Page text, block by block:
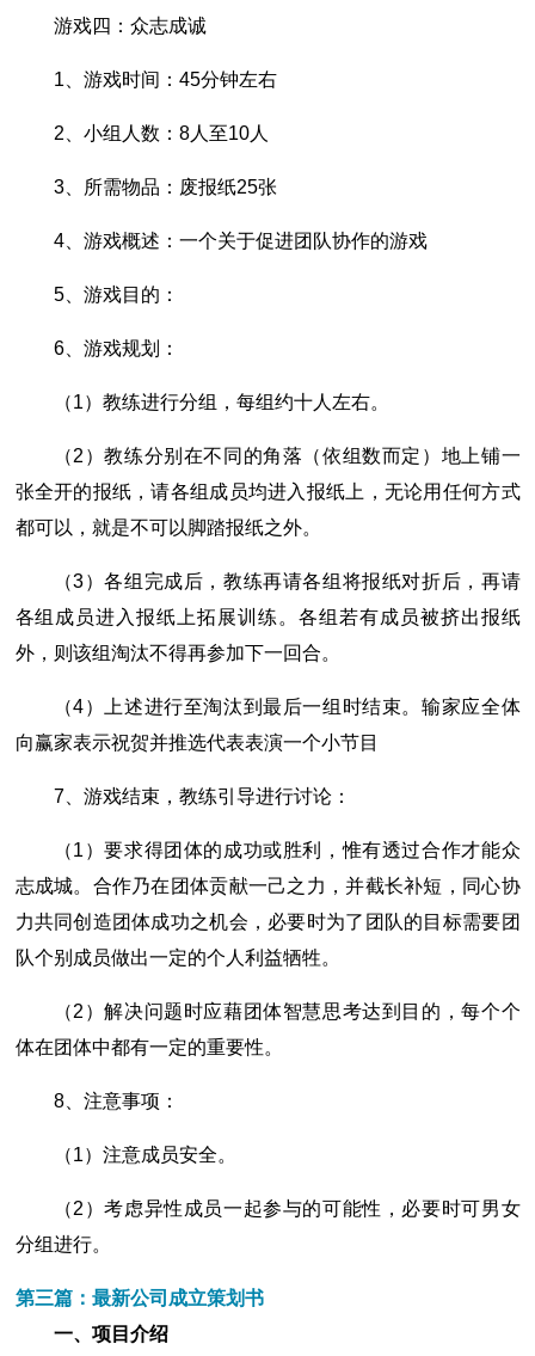
游戏四：众志成诚
1、游戏时间：45分钟左右
2、小组人数：8人至10人
3、所需物品：废报纸25张
4、游戏概述：一个关于促进团队协作的游戏
5、游戏目的：
6、游戏规划：
（1）教练进行分组，每组约十人左右。
（2）教练分别在不同的角落（依组数而定）地上铺一
张全开的报纸，请各组成员均进入报纸上，无论用任何方式
都可以，就是不可以脚踏报纸之外。
（3）各组完成后，教练再请各组将报纸对折后，再请
各组成员进入报纸上拓展训练。各组若有成员被挤出报纸
外，则该组淘汰不得再参加下一回合。
（4）上述进行至淘汰到最后一组时结束。输家应全体
向赢家表示祝贺并推选代表表演一个小节目
7、游戏结束，教练引导进行讨论：
（1）要求得团体的成功或胜利，惟有透过合作才能众
志成城。合作乃在团体贡献一己之力，并截长补短，同心协
力共同创造团体成功之机会，必要时为了团队的目标需要团
队个别成员做出一定的个人利益牺牲。
（2）解决问题时应藉团体智慧思考达到目的，每个个
体在团体中都有一定的重要性。
8、注意事项：
（1）注意成员安全。
（2）考虑异性成员一起参与的可能性，必要时可男女
分组进行。
第三篇：最新公司成立策划书
一、项目介绍